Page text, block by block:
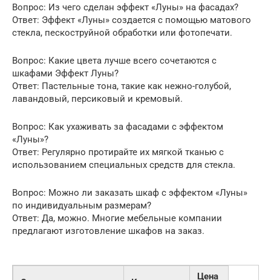
Вопрос: Из чего сделан эффект «Луны» на фасадах?
Ответ: Эффект «Луны» создается с помощью матового
стекла, пескоструйной обработки или фотопечати.
Вопрос: Какие цвета лучше всего сочетаются с
шкафами Эффект Луны?
Ответ: Пастельные тона, такие как нежно-голубой,
лавандовый, персиковый и кремовый.
Вопрос: Как ухаживать за фасадами с эффектом
«Луны»?
Ответ: Регулярно протирайте их мягкой тканью с
использованием специальных средств для стекла.
Вопрос: Можно ли заказать шкаф с эффектом «Луны»
по индивидуальным размерам?
Ответ: Да, можно. Многие мебельные компании
предлагают изготовление шкафов на заказ.
Цена